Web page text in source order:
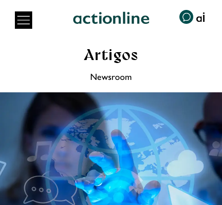
Artigos
Newsroom